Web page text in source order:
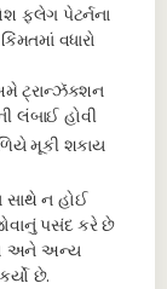
ફ્લેગ પેટર્નના
વધારો
ટ્રાન્ઝૅક્શન
લંબાઈ હોવી
મૂકી શકાય
સાથે ન હોઈ
પસંદ કરે છે
અને અન્ય
છે.